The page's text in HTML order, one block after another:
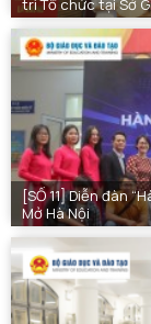
trì Tổ chức tại Sở
[SỐ 11] Diễn đàn
Mở Hà Nội